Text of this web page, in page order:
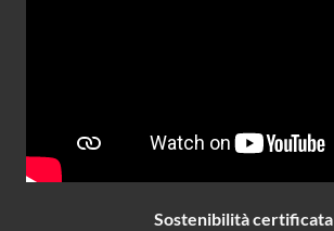
Sostenibilità certificata